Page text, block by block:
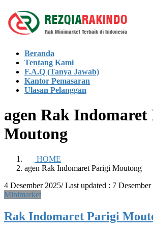
Skip
to
the
Skip
to
the
Beranda
Tentang Kami
F.A.Q (Tanya Jawab)
Kantor Pemasaran
Ulasan Pelanggan
agen Rak
Moutong
HOME
agen Rak Indomaret Parigi Moutong
4 Desember 2025/ Last updated : 7
Minimarket
Rak Indomaret Parigi